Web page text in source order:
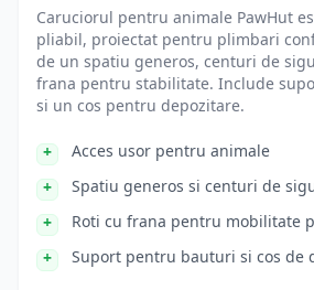
Caruciorul pentru animale PawHut
pliabil, proiectat pentru plimbari
de un spatiu generos, centuri de
frana pentru stabilitate. Include
si un cos pentru depozitare.
Acces usor pentru animale
Spatiu generos si centuri de
Roti cu frana pentru mobilitate
Suport pentru bauturi si cos de